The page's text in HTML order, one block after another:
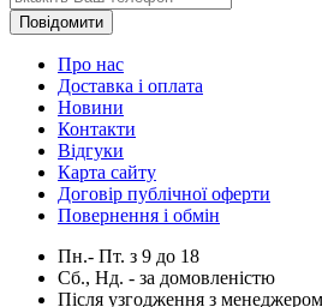
Повідомити
Про нас
Доставка і оплата
Новини
Контакти
Відгуки
Карта сайту
Договір публічної оферти
Повернення і обмін
Пн.- Пт. з 9 до 18
Сб., Нд. - за домовленістю
Після узгодження з